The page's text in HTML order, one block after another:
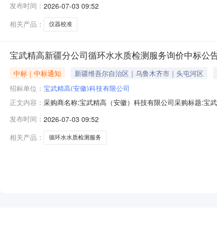
额度：0.0元三、商务条款：报价要求1、各参与报价单
发布时间： 2026-07-03 09:52
相关产品：
仪器校准
宝武精高新疆分公司循环水水质检测服务询价中标公
中标｜中标通知
新疆维吾尔自治区｜乌鲁木齐市｜头屯河区
招标单位： 宝武精高(安徽)科技有限公司
正文内容： 采购商名称:宝武精高（安徽）科技有限公司采购标题:宝
发布时间： 2026-07-03 09:52
相关产品：
循环水水质检测服务